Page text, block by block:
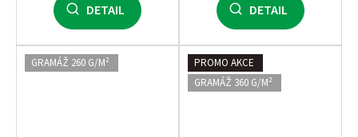
DETAIL DETAIL
GRAMÁŽ 260 G/M²
PROMO AKCE
GRAMÁŽ 360 G/M²